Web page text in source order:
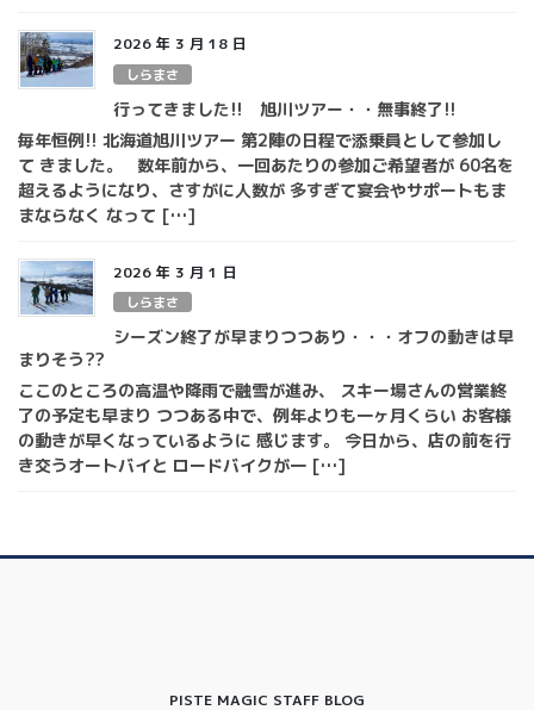
2026 年 3 月 18 日
しらまさ
行ってきました!! 旭川ツアー・・無事終了!!
毎年恒例!! 北海道旭川ツアー 第2陣の日程で添乗員として参加し
て きました。 数年前から、一回あたりの参加ご希望者が 60名を
超えるようになり、さすがに人数が 多すぎて宴会やサポートもま
まならなく なって […]
2026 年 3 月 1 日
しらまさ
シーズン終了が早まりつつあり・・・オフの動きは早
まりそう??
ここのところの高温や降雨で融雪が進み、 スキー場さんの営業終
了の予定も早まり つつある中で、例年よりも一ヶ月くらい お客様
の動きが早くなっているように 感じます。 今日から、店の前を行
き交うオートバイと ロードバイクが一 […]
PISTE MAGIC STAFF BLOG